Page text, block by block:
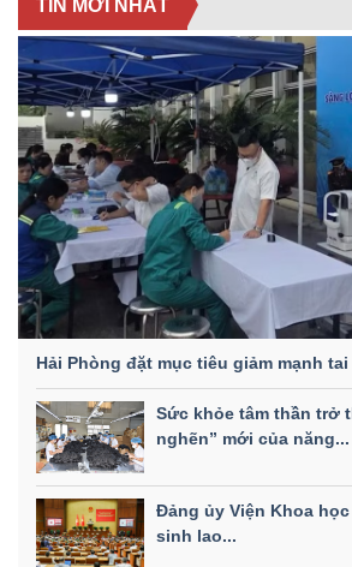
TIN MỚI NHẤT
Hải Phòng đặt mục tiêu giảm mạnh
Sức khỏe tâm thần trở
nghẽn” mới của năng...
Đảng ủy Viện Khoa
sinh lao...